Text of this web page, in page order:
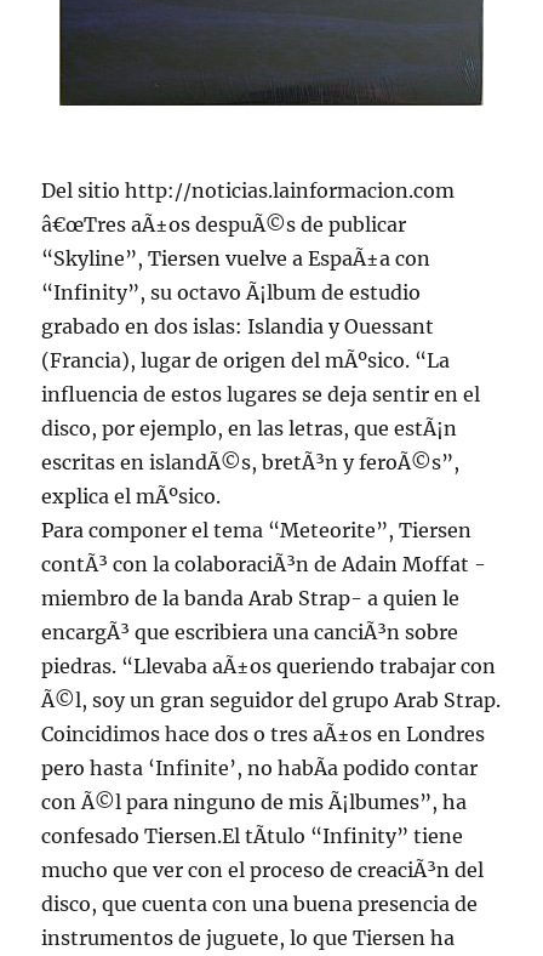
Del sitio http://noticias.lainformacion.com
â€œTres aÃ±os despuÃ©s de publicar
“Skyline”, Tiersen vuelve a EspaÃ±a con
“Infinity”, su octavo Ã¡lbum de estudio
grabado en dos islas: Islandia y Ouessant
(Francia), lugar de origen del mÃºsico. “La
influencia de estos lugares se deja sentir en el
disco, por ejemplo, en las letras, que estÃ¡n
escritas en islandÃ©s, bretÃ³n y feroÃ©s”,
explica el mÃºsico.
Para componer el tema “Meteorite”, Tiersen
contÃ³ con la colaboraciÃ³n de Adain Moffat -
miembro de la banda Arab Strap- a quien le
encargÃ³ que escribiera una canciÃ³n sobre
piedras. “Llevaba aÃ±os queriendo trabajar con
Ã©l, soy un gran seguidor del grupo Arab Strap.
Coincidimos hace dos o tres aÃ±os en Londres
pero hasta ‘Infinite’, no habÃ­a podido contar
con Ã©l para ninguno de mis Ã¡lbumes”, ha
confesado Tiersen.El tÃ­tulo “Infinity” tiene
mucho que ver con el proceso de creaciÃ³n del
disco, que cuenta con una buena presencia de
instrumentos de juguete, lo que Tiersen ha